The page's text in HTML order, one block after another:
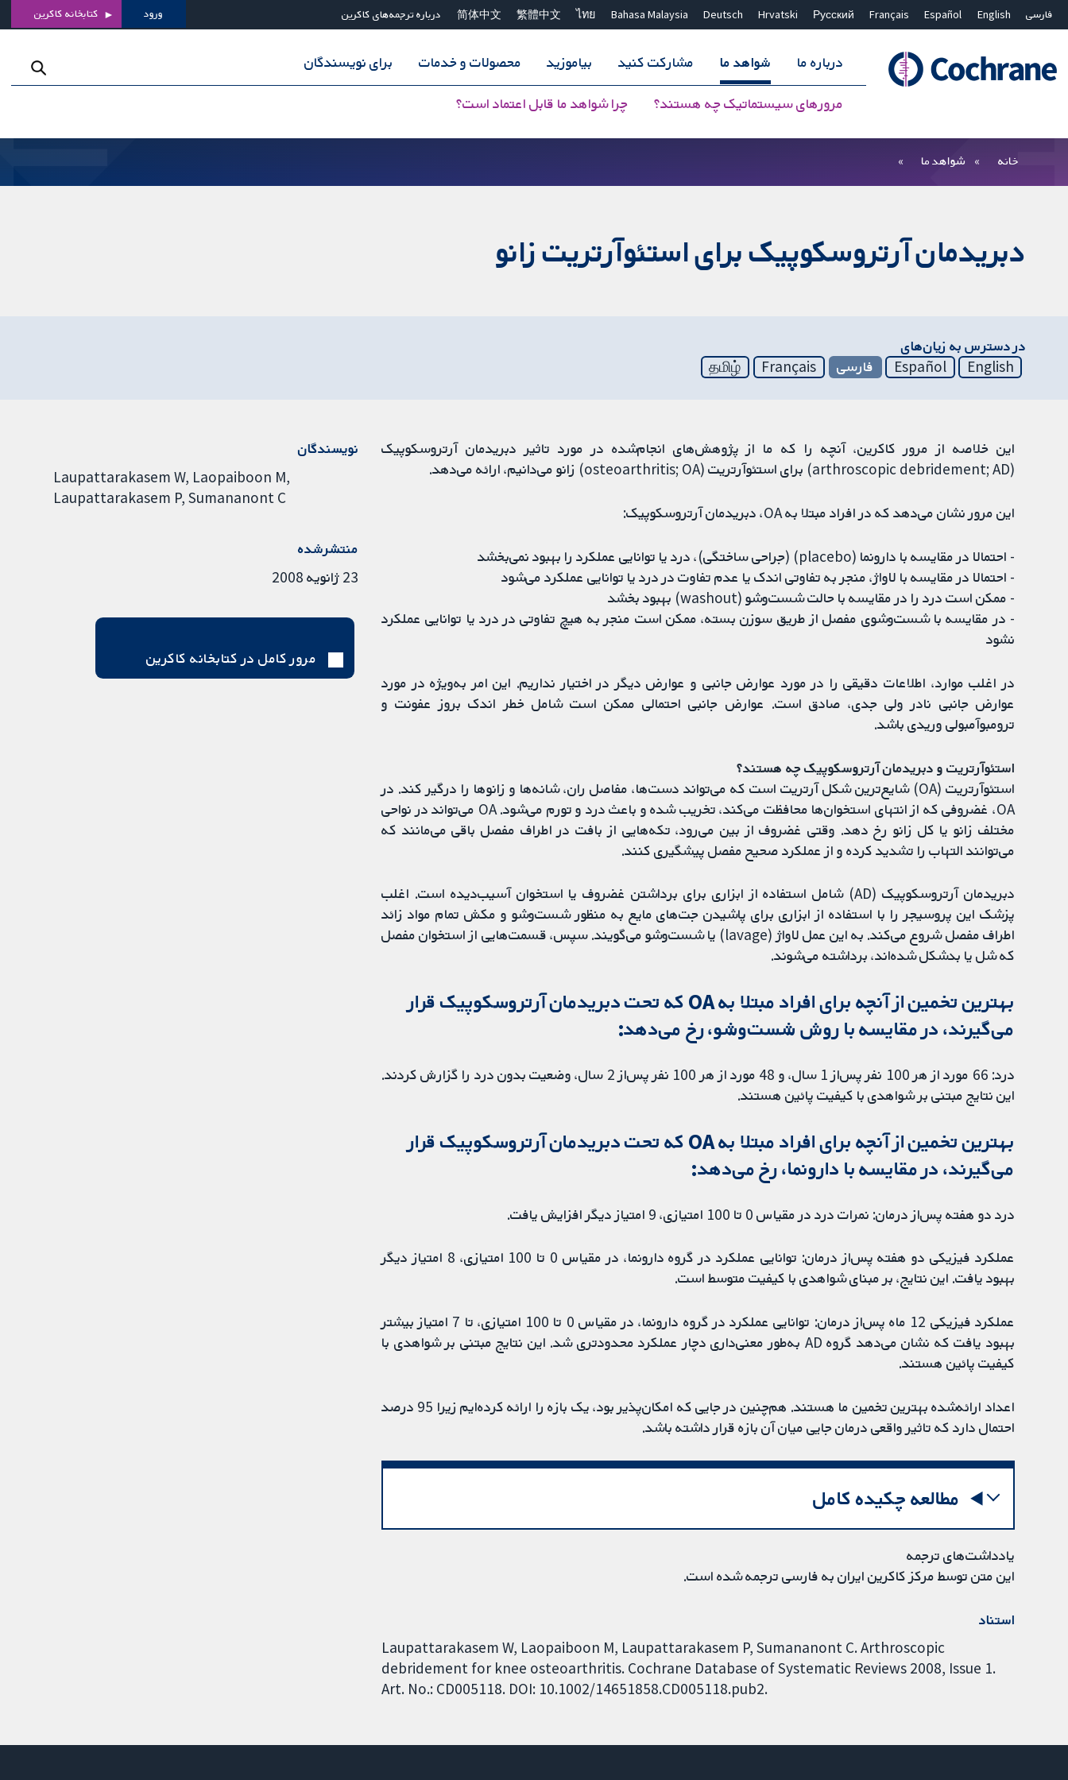
فارسی English
Español
Français
Русский
Hrvatski
Deutsch
Bahasa Malaysia
ไทย
繁體中文
简体中文 درباره ترجمه‌های کاکرین ورود کتابخانه کاکرین
درباره ما شواهد ما
مرورهای سیستماتیک چه هستند؟ چرا شواهد ما قابل اعتماد است؟
مشارکت کنید بیاموزید محصولات و خدمات برای نویسندگان
بستن جستجو ✖
خانه شواهد ما
دبریدمان آرتروسکوپیک برای استئوآرتریت زانو
در دسترس به زیان‌های
English
Español فارسی Français
தமிழ்
این خلاصه از مرور کاکرین، آنچه را که ما از پژوهش‌های انجام‌شده در مورد تاثیر دبریدمان آرتروسکوپیک
(arthroscopic debridement; AD) برای استئوآرتریت (osteoarthritis; OA) زانو می‌دانیم، ارائه می‌دهد.
این مرور نشان می‌دهد که در افراد مبتلا به OA، دبریدمان آرتروسکوپیک:
- احتمالا در مقایسه با دارونما (placebo) (جراحی ساختگی)، درد یا توانایی عملکرد را بهبود نمی‌بخشد
- احتمالا در مقایسه با لاواژ، منجر به تفاوتی اندک یا عدم تفاوت در درد یا توانایی عملکرد می‌شود
- ممکن است درد را در مقایسه با حالت شست‌وشو (washout) بهبود بخشد
- در مقایسه با شست‌وشوی مفصل از طریق سوزن بسته، ممکن است منجر به هیچ تفاوتی در درد یا توانایی عملکرد
نشود
در اغلب موارد، اطلاعات دقیقی را در مورد عوارض جانبی و عوارض دیگر در اختیار نداریم. این امر به‌‌ویژه در مورد
عوارض جانبی نادر ولی جدی، صادق است. عوارض جانبی احتمالی ممکن است شامل خطر اندک بروز عفونت و
ترومبوآمبولی وریدی باشد.
استئوآرتریت و دبریدمان آرتروسکوپیک چه هستند؟
استئوآرتریت (OA) شایع‌ترین شکل آرتریت است که می‌تواند دست‌ها، مفاصل ران، شانه‌ها و زانوها را درگیر کند. در
OA، غضروفی که از انتهای استخوان‌ها محافظت می‌کند، تخریب شده و باعث درد و تورم می‌شود. OA می‌تواند در نواحی
مختلف زانو یا کل زانو رخ دهد. وقتی غضروف از بین می‌رود، تکه‌هایی از بافت در اطراف مفصل باقی می‌مانند که
می‌توانند التهاب را تشدید کرده و از عملکرد صحیح مفصل پیشگیری کنند.
دبریدمان آرتروسکوپیک (AD) شامل استفاده از ابزاری برای برداشتن غضروف یا استخوان آسیب‌دیده است. اغلب
پزشک این پروسیجر را با استفاده از ابزاری برای پاشیدن جت‌های مایع به منظور شست‌وشو و مکش تمام مواد زائد
اطراف مفصل شروع می‌کند. به این عمل لاواژ (lavage) یا شست‌وشو می‌گویند. سپس، قسمت‌هایی از استخوان مفصل
که شل یا بدشکل شده‌اند، برداشته می‌شوند.
بهترین تخمین از آنچه برای افراد مبتلا به OA که تحت دبریدمان آرتروسکوپیک قرار
می‌گیرند، در مقایسه با روش شست‌وشو، رخ می‌دهد:
درد: 66 مورد از هر 100 نفر پس‌از 1 سال، و 48 مورد از هر 100 نفر پس‌از 2 سال، وضعیت بدون درد را گزارش کردند.
این نتایج مبتنی بر شواهدی با کیفیت پائین هستند.
بهترین تخمین از آنچه برای افراد مبتلا به OA که تحت دبریدمان آرتروسکوپیک قرار
می‌گیرند، در مقایسه با دارونما، رخ می‌دهد:
درد دو هفته پس‌از درمان: نمرات درد در مقیاس 0 تا 100 امتیازی، 9 امتیاز دیگر افزایش یافت.
عملکرد فیزیکی دو هفته پس‌از درمان: توانایی عملکرد در گروه دارونما، در مقیاس 0 تا 100 امتیازی، 8 امتیاز دیگر
بهبود یافت. این نتایج، بر مبنای شواهدی با کیفیت متوسط است.
عملکرد فیزیکی 12 ماه پس‌از درمان: توانایی عملکرد در گروه دارونما، در مقیاس 0 تا 100 امتیازی، تا 7 امتیاز بیشتر
بهبود یافت که نشان می‌دهد گروه AD به‌طور معنی‌داری دچار عملکرد محدودتری شد. این نتایج مبتنی بر شواهدی با
کیفیت پائین هستند.
اعداد ارائه‌شده بهترین تخمین ما هستند. هم‌چنین در جایی که امکان‌پذیر بود، یک بازه را ارائه کرده‌ایم زیرا 95 درصد
احتمال دارد که تاثیر واقعی درمان جایی میان آن بازه قرار داشته باشد.
مطالعه چکیده کامل
یادداشت‌های ترجمه
این متن توسط مرکز کاکرین ایران به فارسی ترجمه شده است.
استناد
Laupattarakasem W, Laopaiboon M, Laupattarakasem P, Sumananont C. Arthroscopic
debridement for knee osteoarthritis. Cochrane Database of Systematic Reviews 2008, Issue 1.
Art. No.: CD005118. DOI: 10.1002/14651858.CD005118.pub2.
نویسندگان
Laupattarakasem W Laopaiboon M
Laupattarakasem P Sumananont C
منتشرشده
23 ژانویه 2008
مرور کامل در کتابخانه کاکرین